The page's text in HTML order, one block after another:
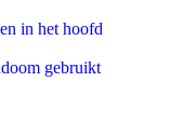
in het hoofd
gebruikt